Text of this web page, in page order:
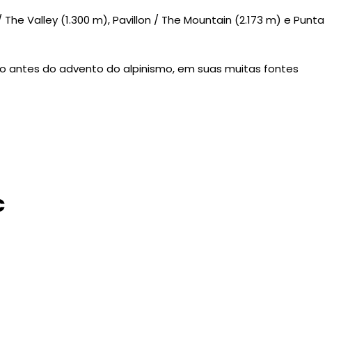
Valley (1.300 m), Pavillon / The Mountain (2.173 m) e Punta
antes do advento do alpinismo, em suas muitas fontes